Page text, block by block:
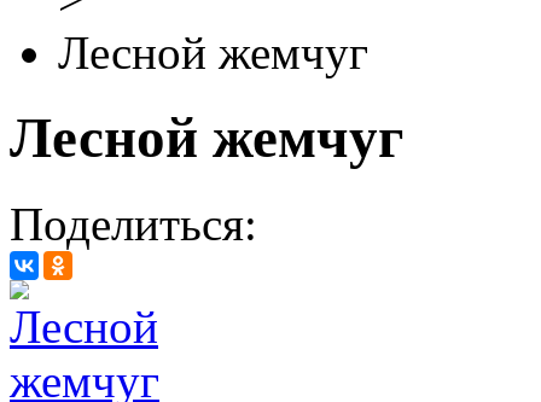
Лесной жемчуг
Лесной жемчуг
Поделиться: